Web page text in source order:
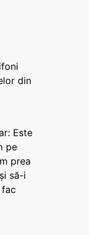
din
Este
pe
prea
să-i